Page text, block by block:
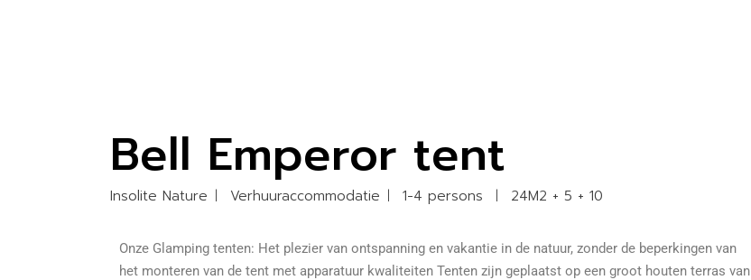
Bell Emperor tent
Insolite Nature Verhuuraccommodatie 1-4 persons 24M2 + 5 + 10
Onze Glamping tenten: Het plezier van ontspanning en vakantie in de natuur, zonder de beperkingen van
het monteren van de tent met apparatuur kwaliteiten Tenten zijn geplaatst op een groot houten terras van